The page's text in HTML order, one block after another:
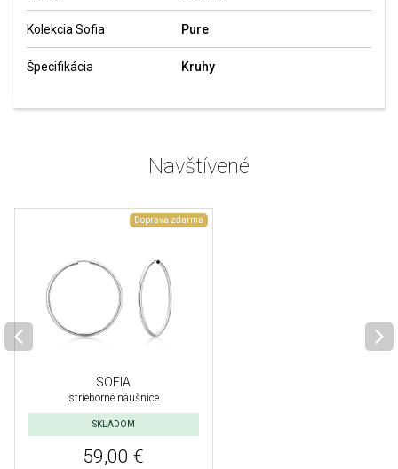
Kolekcia Sofia Pure
Špecifikácia Kruhy
Navštívené
Doprava zdarma
SOFIA
strieborné náušnice
SKLADOM
59,00 €